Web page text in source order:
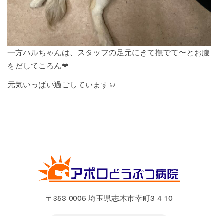
一方ハルちゃんは、スタッフの足元にきて撫でて〜とお腹
をだしてころん❤︎
元気いっぱい過ごしています☺︎
〒353-0005 埼玉県志木市幸町3-4-10